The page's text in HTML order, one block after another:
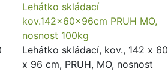
Lehátko skládací
kov.142x60x96cm PRUH MO,
nosnost 100kg
Lehátko skládací, kov., 142 x 60
x 96 cm, PRUH, MO, nosnost